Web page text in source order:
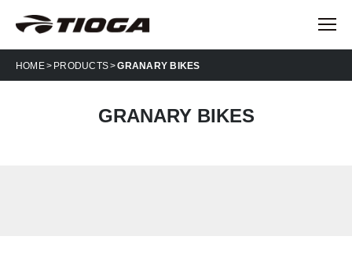
HOME PRODUCTS GRANARY BIKES
GRANARY BIKES